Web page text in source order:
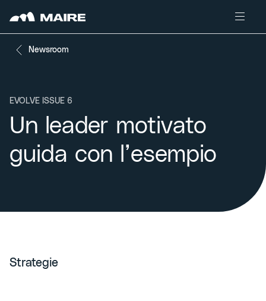
Newsroom
EVOLVE ISSUE 6
Un leader motivato
guida con l’esempio
Strategie